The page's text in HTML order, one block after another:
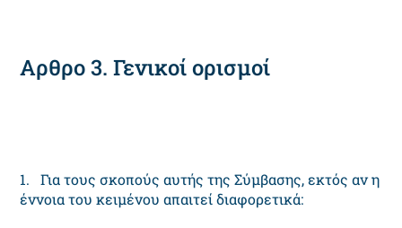
Αρθρο 3. Γενικοί ορισμοί
1. Για τους σκοπούς αυτής της Σύμβασης, εκτός αν η
έννοια του κειμένου απαιτεί διαφορετικά: